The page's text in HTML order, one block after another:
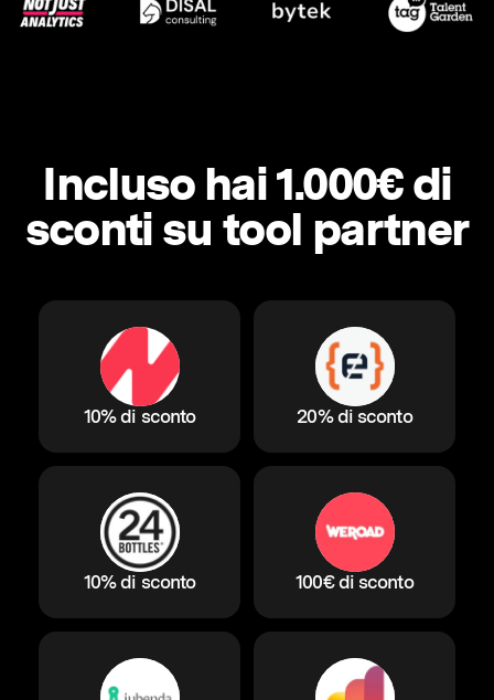
Incluso hai 1.000€ di
sconti su tool partner
10% di sconto 20% di sconto
10% di sconto 100€ di sconto